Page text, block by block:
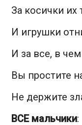
За косички их
И игрушки
И за все, в
Вы простите
Не держите
ВСЕ мальчики